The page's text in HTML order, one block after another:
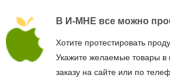
В И-МНЕ все можно
Хотите протестировать
Укажите желаемые товары в
заказу на сайте или по